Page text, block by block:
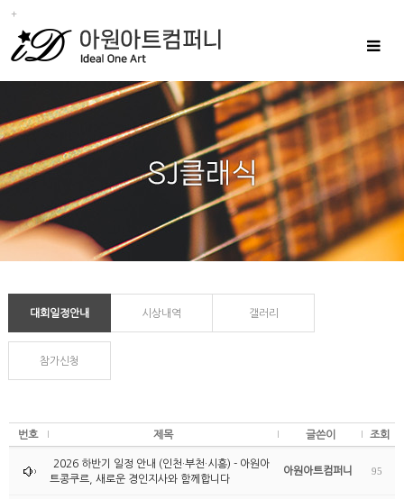
Toggle
대회일정안내 시상내역 갤러리
참가신청
번호 제목 글쓴이 조회
2026 하반기 일정 안내 (인천·부천·시흥) - 아원아
트콩쿠르, 새로운 경인지사와 함께합니다
아원아트컴퍼니 95